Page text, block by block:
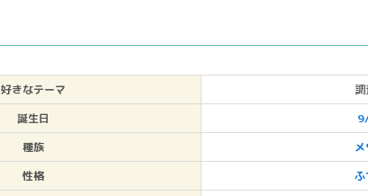
好きなテーマ
誕生日
種族
性格
ふ